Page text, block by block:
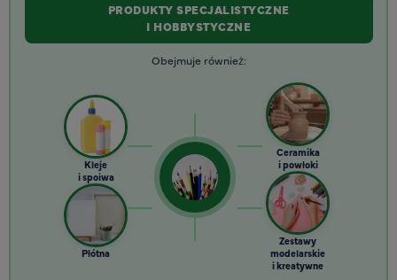
PRODUKTY SPECJALISTYCZNE
I HOBBYSTYCZNE
Obejmuje również:
Kleje
i spoiwa
Płótna
Ceramika
i powłoki
Zestawy
modelarskie
i kreatywne